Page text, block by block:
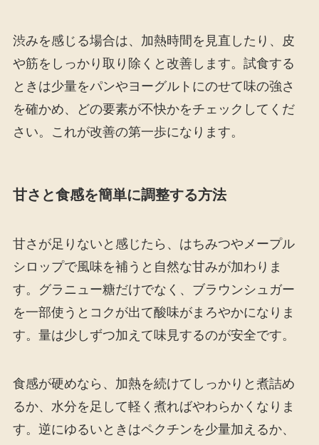
渋みを感じる場合は、加熱時間を見直したり、皮
や筋をしっかり取り除くと改善します。試食する
ときは少量をパンやヨーグルトにのせて味の強さ
を確かめ、どの要素が不快かをチェックしてくだ
さい。これが改善の第一歩になります。
甘さと食感を簡単に調整する方法
甘さが足りないと感じたら、はちみつやメープル
シロップで風味を補うと自然な甘みが加わりま
す。グラニュー糖だけでなく、ブラウンシュガー
を一部使うとコクが出て酸味がまろやかになりま
す。量は少しずつ加えて味見するのが安全です。
食感が硬めなら、加熱を続けてしっかりと煮詰め
るか、水分を足して軽く煮ればやわらかくなりま
す。逆にゆるいときはペクチンを少量加えるか、